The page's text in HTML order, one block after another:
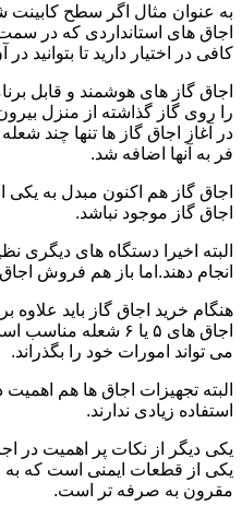
به عنوان مثال اگر سطح کابینت
اجاق های استانداردی که در
کافی در اختیار دارید تا بتوانید
اجاق گاز های هوشمند و قابل
را روی گاز گذاشته از منزل
در آغاز اجاق گاز ها تنها چند
فر به آنها اضافه شد.
اجاق گاز هم اکنون مبدل به
اجاق گاز موجود نباشد.
البته اخیرا دستگاه های دیگری
انجام دهند.اما باز هم فروش
هنگام خرید اجاق گاز باید علاوه
می تواند امورات خود را بگذراند.
البته تجهیزات اجاق ها هم
استفاده زیادی ندارند.
یکی دیگر از نکات پر اهمیت در
یکی از قطعات ایمنی است که به
مقرون به صرفه تر است.